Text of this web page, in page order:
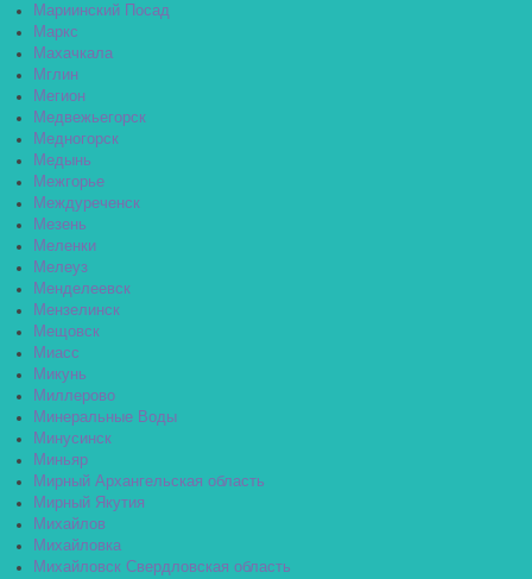
Мариинский Посад
Маркс
Махачкала
Мглин
Мегион
Медвежьегорск
Медногорск
Медынь
Межгорье
Междуреченск
Мезень
Меленки
Мелеуз
Менделеевск
Мензелинск
Мещовск
Миасс
Микунь
Миллерово
Минеральные Воды
Минусинск
Миньяр
Мирный Архангельская область
Мирный Якутия
Михайлов
Михайловка
Михайловск Свердловская область